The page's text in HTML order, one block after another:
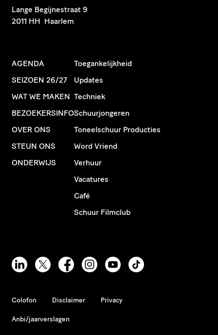
​Lange Begijnestraat 9
2011 HH Haarlem
AGENDA
SEIZOEN 26/27
WAT WE MAKEN
BEZOEKERSINFO
OVER ONS
STEUN ONS
ONDERWIJS
Toegankelijkheid
Updates
Techniek
Schuurjongeren
Toneelschuur Producties
Word Vriend
Verhuur
Vacatures
Café
Schuur Filmclub
Colofon Disclaimer Privacy
Anbi/jaarverslagen